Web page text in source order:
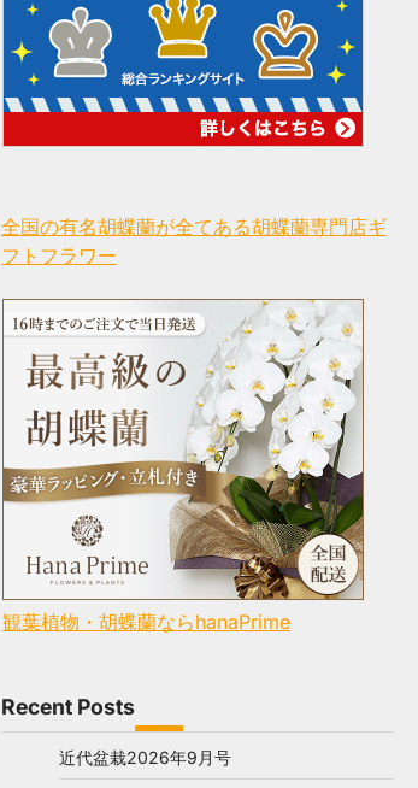
全国の有名胡蝶蘭が全てある胡蝶蘭専門店ギ
フトフラワー
観葉植物・胡蝶蘭ならhanaPrime
Recent Posts
近代盆栽2026年9月号